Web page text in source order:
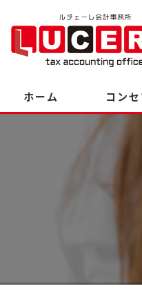
ホーム コン